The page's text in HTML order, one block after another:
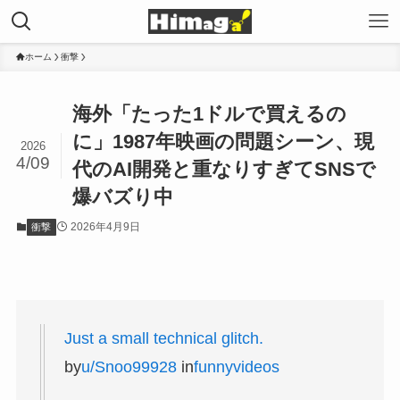
ホーム 衝撃
海外「たった1ドルで買えるの
に」1987年映画の問題シーン、現
代のAI開発と重なりすぎてSNSで
爆バズり中
2026
4/09
衝撃 2026年4月9日
Just a small technical glitch.
byu/Snoo99928infunnyvideos